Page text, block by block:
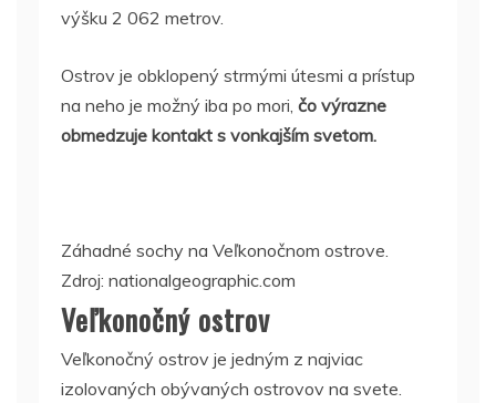
výšku 2 062 metrov.
Ostrov je obklopený strmými útesmi a prístup
na neho je možný iba po mori, čo výrazne
obmedzuje kontakt s vonkajším svetom.
Záhadné sochy na Veľkonočnom ostrove.
Zdroj: nationalgeographic.com
Veľkonočný ostrov
Veľkonočný ostrov je jedným z najviac
izolovaných obývaných ostrovov na svete.